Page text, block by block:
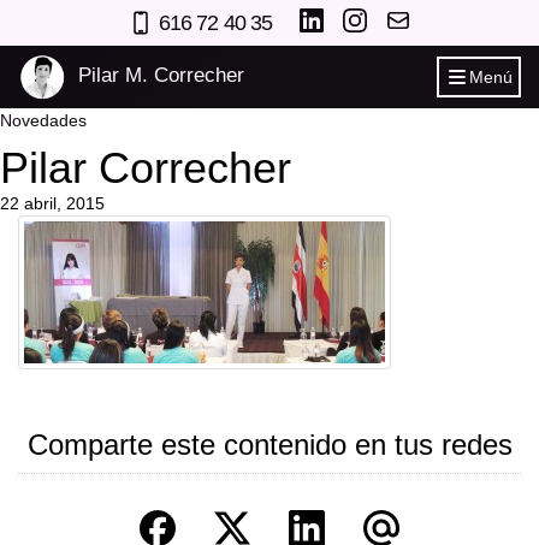
616 72 40 35
Pilar M. Correcher Menú
Novedades
Pilar Correcher
22 abril, 2015
Comparte este contenido en tus redes